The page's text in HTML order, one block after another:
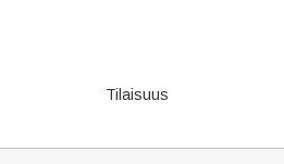
Tilaisuus